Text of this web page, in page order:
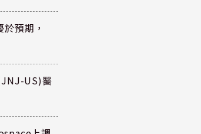
預期，
US)醫